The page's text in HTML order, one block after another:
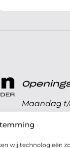
wij technologieën
Maandag
Zaterdag